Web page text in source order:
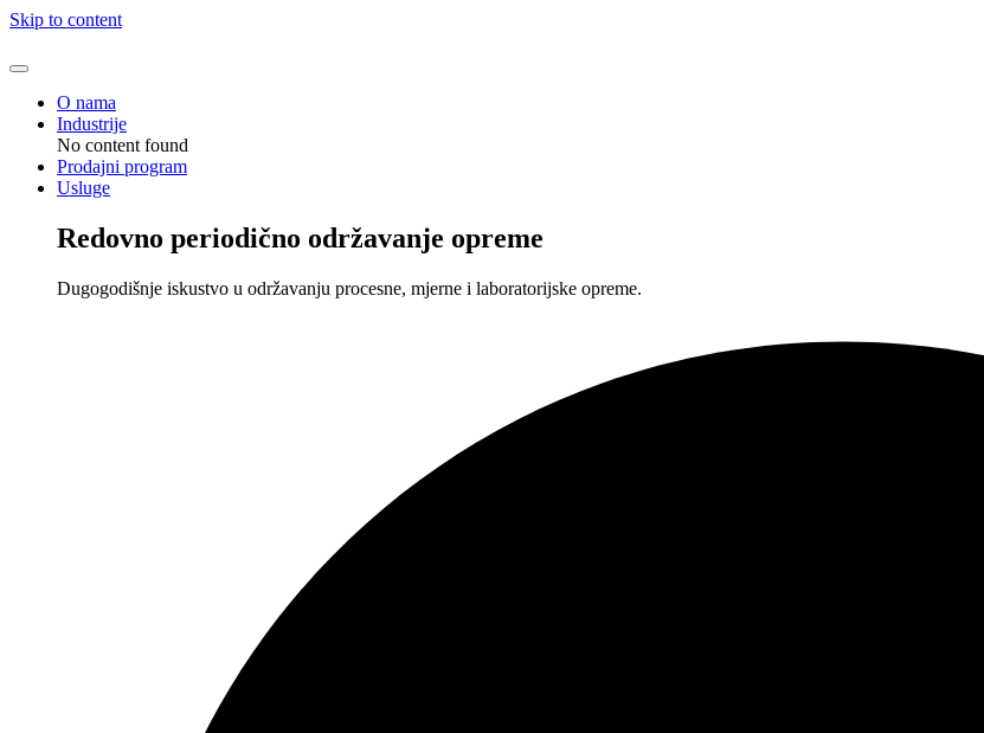
Skip to content
O nama
Industrije
No content found
Prodajni program
Usluge
Redovno periodično održavanje opreme
Dugogodišnje iskustvo u održavanju procesne, mjerne i laboratorijske opreme.